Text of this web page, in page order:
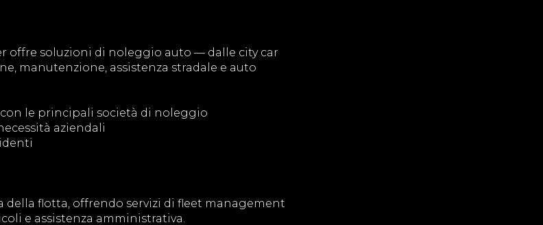
offre soluzioni di noleggio auto — dalle city car
manutenzione, assistenza stradale e auto
le principali società di noleggio
aziendali
flotta, offrendo servizi di fleet management
e assistenza amministrativa.